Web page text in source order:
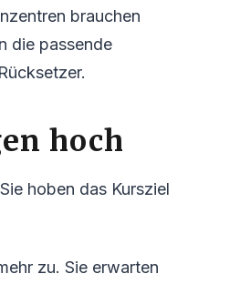
brauchen
die passende
hoch
hoben das Kursziel
zu. Sie erwarten